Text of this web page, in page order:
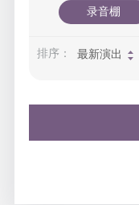
录音棚
排序： 最新演出